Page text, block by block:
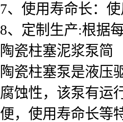
7、使用寿命长：
8、定制生产:根据
陶瓷柱塞泥浆泵简
陶瓷柱塞泵是液压
腐蚀性，该泵有运
便，使用寿命长等